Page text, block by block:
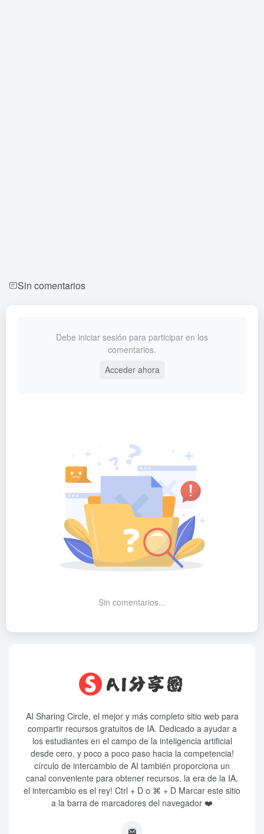
Sin comentarios
Debe iniciar sesión para participar en los
comentarios.
Acceder ahora
Sin comentarios...
AI Sharing Circle, el mejor y más completo sitio web para
compartir recursos gratuitos de IA. Dedicado a ayudar a
los estudiantes en el campo de la inteligencia artificial
desde cero, y poco a poco paso hacia la competencia!
círculo de intercambio de AI también proporciona un
canal conveniente para obtener recursos. la era de la IA,
el intercambio es el rey! Ctrl + D o ⌘ + D Marcar este sitio
a la barra de marcadores del navegador ❤️